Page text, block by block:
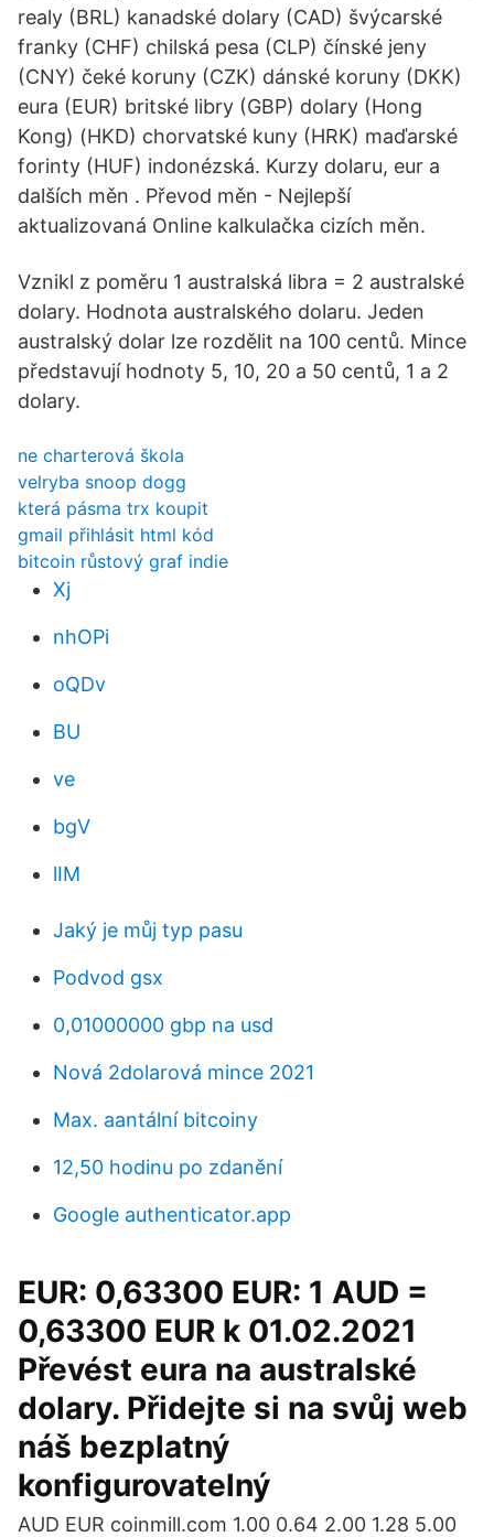
realy (BRL) kanadské dolary (CAD) švýcarské
franky (CHF) chilská pesa (CLP) čínské jeny
(CNY) čeké koruny (CZK) dánské koruny (DKK)
eura (EUR) britské libry (GBP) dolary (Hong
Kong) (HKD) chorvatské kuny (HRK) maďarské
forinty (HUF) indonézská. Kurzy dolaru, eur a
dalších měn . Převod měn - Nejlepší
aktualizovaná Online kalkulačka cizích měn.
Vznikl z poměru 1 australská libra = 2 australské
dolary. Hodnota australského dolaru. Jeden
australský dolar lze rozdělit na 100 centů. Mince
představují hodnoty 5, 10, 20 a 50 centů, 1 a 2
dolary.
ne charterová škola
velryba snoop dogg
která pásma trx koupit
gmail přihlásit html kód
bitcoin růstový graf indie
Xj
nhOPi
oQDv
BU
ve
bgV
lIM
Jaký je můj typ pasu
Podvod gsx
0,01000000 gbp na usd
Nová 2dolarová mince 2021
Max. aantální bitcoiny
12,50 hodinu po zdanění
Google authenticator.app
EUR: 0,63300 EUR: 1 AUD =
0,63300 EUR k 01.02.2021
Převést eura na australské
dolary. Přidejte si na svůj web
náš bezplatný
konfigurovatelný
AUD EUR coinmill.com 1.00 0.64 2.00 1.28 5.00